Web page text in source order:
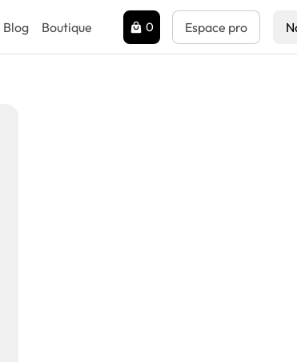
0
Blog Boutique Espace pro